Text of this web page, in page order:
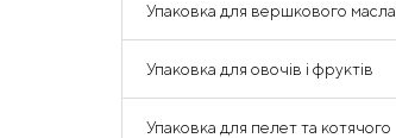
Упаковка для вершкового масла
Упаковка для овочів і фруктів
Упаковка для пелет та котячого